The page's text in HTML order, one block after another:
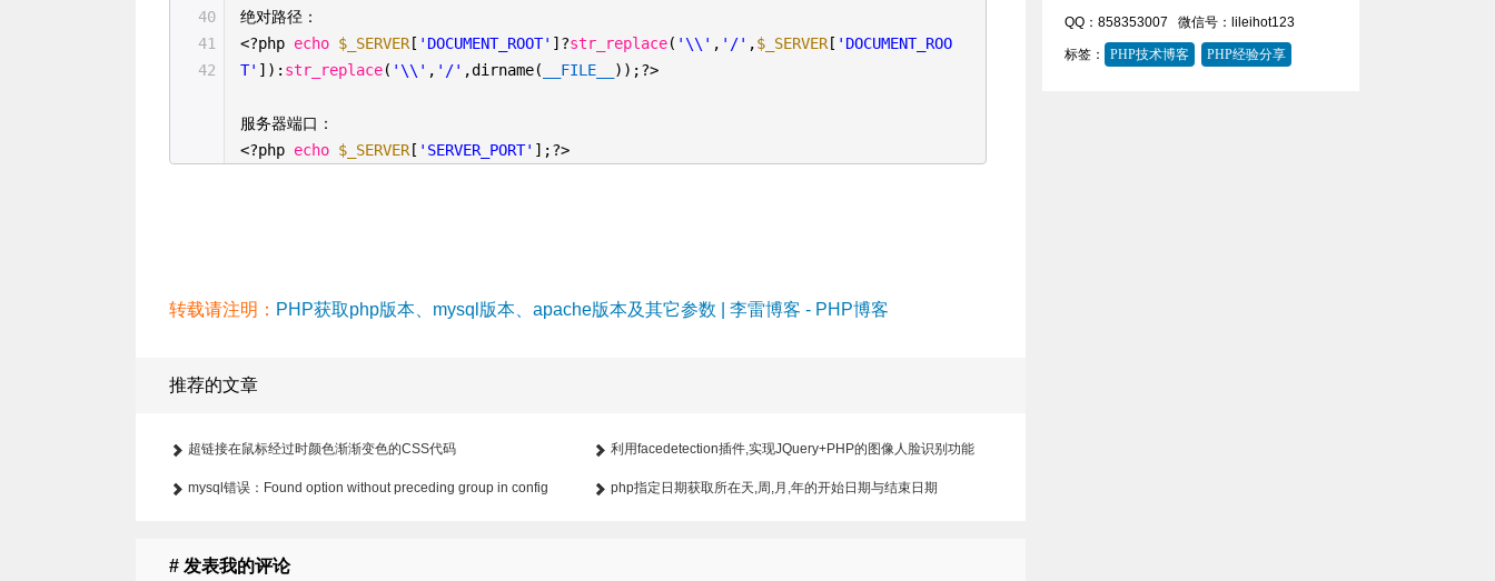
40
41
42
绝对路径：
<?php echo $_SERVER [ 'DOCUMENT_ROOT' ]?str_replace( '\\' , '/' ,$_SERVER [ 'DOCUMENT_ROO
T' ]): str_replace( '\\' , '/' ,dirname( __FILE__ ));?>
服务器端口：
<?php echo $_SERVER [ 'SERVER_PORT' ];?>
转载请注明： PHP获取php版本、mysql版本、apache版本及其它参数 | 李雷博客 - PHP博客
推荐的文章
超链接在鼠标经过时颜色渐渐变色的CSS代码 利用facedetection插件,实现JQuery+PHP的图像人脸识别功能
mysql错误：Found option without preceding group in config php指定日期获取所在天,周,月,年的开始日期与结束日期
# 发表我的评论
QQ：858353007 微信号：lileihot123
标签： PHP技术博客 PHP经验分享